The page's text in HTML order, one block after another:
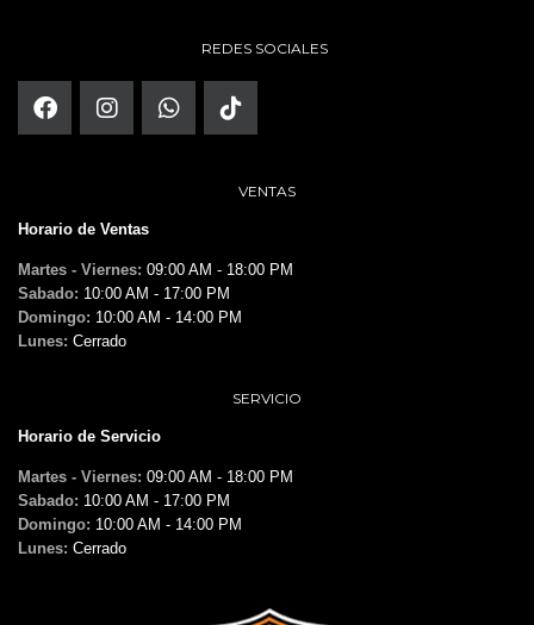
REDES SOCIALES
VENTAS
Horario de Ventas
Martes - Viernes: 09:00 AM - 18:00 PM
Sabado: 10:00 AM - 17:00 PM
Domingo: 10:00 AM - 14:00 PM
Lunes: Cerrado
SERVICIO
Horario de Servicio
Martes - Viernes: 09:00 AM - 18:00 PM
Sabado: 10:00 AM - 17:00 PM
Domingo: 10:00 AM - 14:00 PM
Lunes: Cerrado